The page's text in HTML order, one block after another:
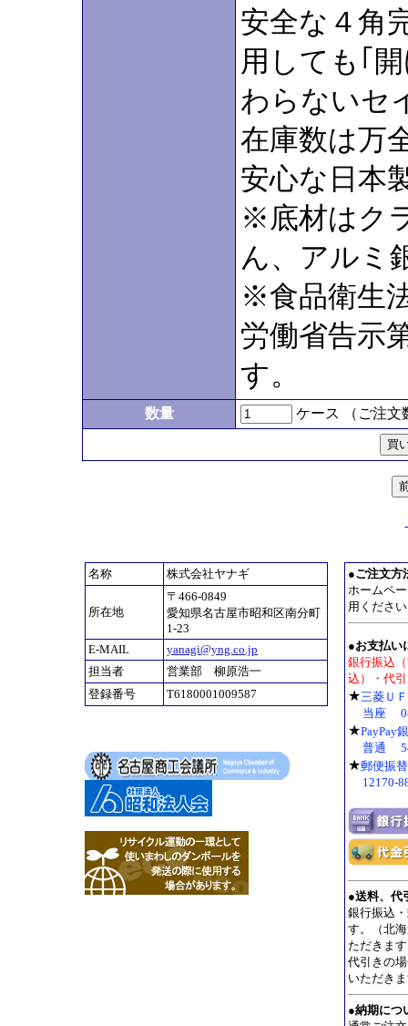
安全な４角
用しても｢
わらないセ
在庫数は万
安心な日本
※底材はク
ん、アルミ
※食品衛生
労働省告示
す。
数量 ケース （ご注文
名称 株式会社ヤナギ
所在地
〒466-0849
愛知県名古屋市昭和区南分町
1-23
E-MAIL
yanagi@yng.co.jp
担当者
営業部 柳原浩一
登録番号
T6180001009587
●ご注文方
ホームペ
用くださ
●お支払い
銀行振込
込）・代
★三菱Ｕ
当座
★PayPay
普通
★郵便振
12170-
●送料、代
銀行振込
す。（北
ただきま
代引きの
いただき
●納期につ